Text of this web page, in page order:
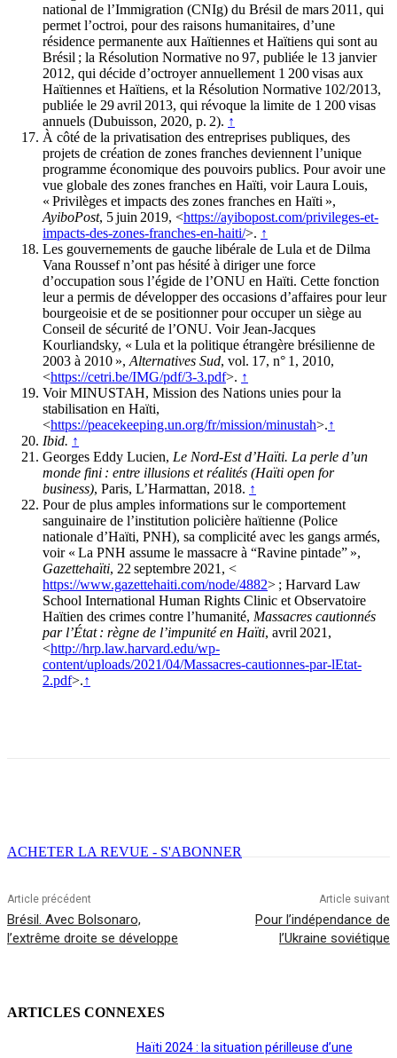
national de l’Immigration (CNIg) du Brésil de mars 2011, qui
permet l’octroi, pour des raisons humanitaires, d’une
résidence permanente aux Haïtiennes et Haïtiens qui sont au
Brésil ; la Résolution Normative no 97, publiée le 13 janvier
2012, qui décide d’octroyer annuellement 1 200 visas aux
Haïtiennes et Haïtiens, et la Résolution Normative 102/2013,
publiée le 29 avril 2013, qui révoque la limite de 1 200 visas
annuels (Dubuisson, 2020, p. 2). ↑
À côté de la privatisation des entreprises publiques, des
projets de création de zones franches deviennent l’unique
programme économique des pouvoirs publics. Pour avoir une
vue globale des zones franches en Haïti, voir Laura Louis,
« Privilèges et impacts des zones franches en Haïti »,
AyiboPost, 5 juin 2019, <https://ayibopost.com/privileges-et-
impacts-des-zones-franches-en-haiti/>. ↑
Les gouvernements de gauche libérale de Lula et de Dilma
Vana Roussef n’ont pas hésité à diriger une force
d’occupation sous l’égide de l’ONU en Haïti. Cette fonction
leur a permis de développer des occasions d’affaires pour leur
bourgeoisie et de se positionner pour occuper un siège au
Conseil de sécurité de l’ONU. Voir Jean-Jacques
Kourliandsky, « Lula et la politique étrangère brésilienne de
2003 à 2010 », Alternatives Sud, vol. 17, n° 1, 2010,
<https://cetri.be/IMG/pdf/3-3.pdf>. ↑
Voir MINUSTAH, Mission des Nations unies pour la
stabilisation en Haïti,
<https://peacekeeping.un.org/fr/mission/minustah>.↑
Ibid. ↑
Georges Eddy Lucien, Le Nord-Est d’Haïti. La perle d’un
monde fini : entre illusions et réalités (Haïti open for
business), Paris, L’Harmattan, 2018. ↑
Pour de plus amples informations sur le comportement
sanguinaire de l’institution policière haïtienne (Police
nationale d’Haïti, PNH), sa complicité avec les gangs armés,
voir « La PNH assume le massacre à “Ravine pintade” »,
Gazettehaïti, 22 septembre 2021, <
https://www.gazettehaiti.com/node/4882> ; Harvard Law
School International Human Rights Clinic et Observatoire
Haïtien des crimes contre l’humanité, Massacres cautionnés
par l’État : règne de l’impunité en Haïti, avril 2021,
<http://hrp.law.harvard.edu/wp-
content/uploads/2021/04/Massacres-cautionnes-par-lEtat-
2.pdf>.↑
ACHETER LA REVUE - S'ABONNER
Article précédent
Brésil. Avec Bolsonaro,
l’extrême droite se développe
Article suivant
Pour l’indépendance de
l’Ukraine soviétique
ARTICLES CONNEXES
Haïti 2024 : la situation périlleuse d’une